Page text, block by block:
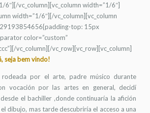
6″][/vc_column][vc_column width=”1/6″]
width=”1/6″][/vc_column][vc_column
top: 15px
color=”custom”
vc_column][/vc_row][vc_row][vc_column]
seja bem vindo!
por el arte, padre músico durante
vocación por las artes en general, decidí
el bachiller ,donde continuaría la afición
dibujo, mas tarde descubriría el acceso a una